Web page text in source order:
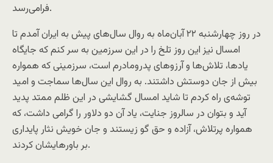
فرامی‌رسد.
در روز چهارشنبه ۲۲ آبان‌ماه به روال سال‌های پیش به ایران آمدم تا
امسال نیز این روز تلخ را در این سرزمین به سر کنم که جایگاه
یادها، تلاش‌ها و آرزوهای پدرومادرم است، سرزمینی که همواره
بیش از جان دوستش داشتند. به روال این سال‌ها سماجت و امید
توشه‌ی راه کردم تا شاید امسال گشایشی در این ظلم ممتد پدید
آید و بتوان در سالروز جنایت، یاد آن دو دلاور را گرامی داشت، که
همواره پرتلاش، آزاده و حق گو زیستند و جان خویش نثار پایداری
بر باورهایشان کردند.